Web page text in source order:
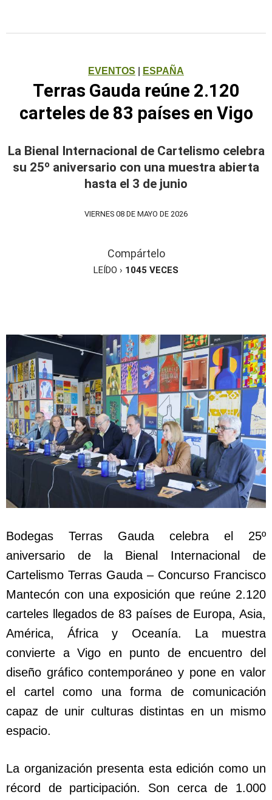
EVENTOS ESPAÑA
Terras Gauda reúne 2.120
carteles de 83 países en Vigo
La Bienal Internacional de Cartelismo celebra
su 25º aniversario con una muestra abierta
hasta el 3 de junio
VIERNES 08 DE MAYO DE 2026
Compártelo
LEÍDO › 1045 VECES
Bodegas Terras Gauda celebra el 25º
aniversario de la Bienal Internacional de
Cartelismo Terras Gauda – Concurso Francisco
Mantecón con una exposición que reúne 2.120
carteles llegados de 83 países de Europa, Asia,
América, África y Oceanía. La muestra
convierte a Vigo en punto de encuentro del
diseño gráfico contemporáneo y pone en valor
el cartel como una forma de comunicación
capaz de unir culturas distintas en un mismo
espacio.
La organización presenta esta edición como un
récord de participación. Son cerca de 1.000